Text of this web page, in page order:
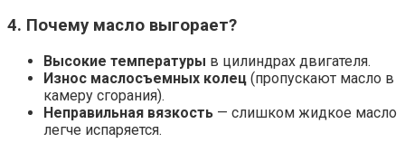
4. Почему масло выгорает?
Высокие температуры в цилиндрах двигателя.
Износ маслосъемных колец (пропускают масло в
камеру сгорания).
Неправильная вязкость — слишком жидкое масло
легче испаряется.